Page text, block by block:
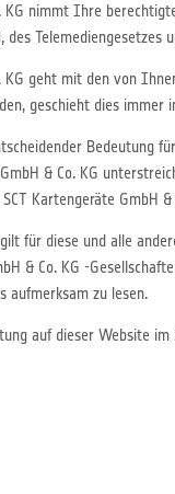
KG nimmt Ihre
des
KG geht mit den von
geschieht dies immer
Bedeutung
& Co. KG
Kartengeräte GmbH
für diese und alle
& Co. KG -
aufmerksam zu lesen.
auf dieser Website im